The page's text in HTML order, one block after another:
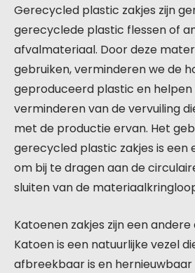
Gerecycled plastic zakjes zijn
gerecyclede plastic flessen of
afvalmateriaal. Door deze
gebruiken, verminderen we de
geproduceerd plastic en helpen
verminderen van de vervuiling
met de productie ervan. Het
gerecycled plastic zakjes is
om bij te dragen aan de
sluiten van de
Katoenen zakjes zijn een andere
Katoen is een natuurlijke vezel
afbreekbaar is en